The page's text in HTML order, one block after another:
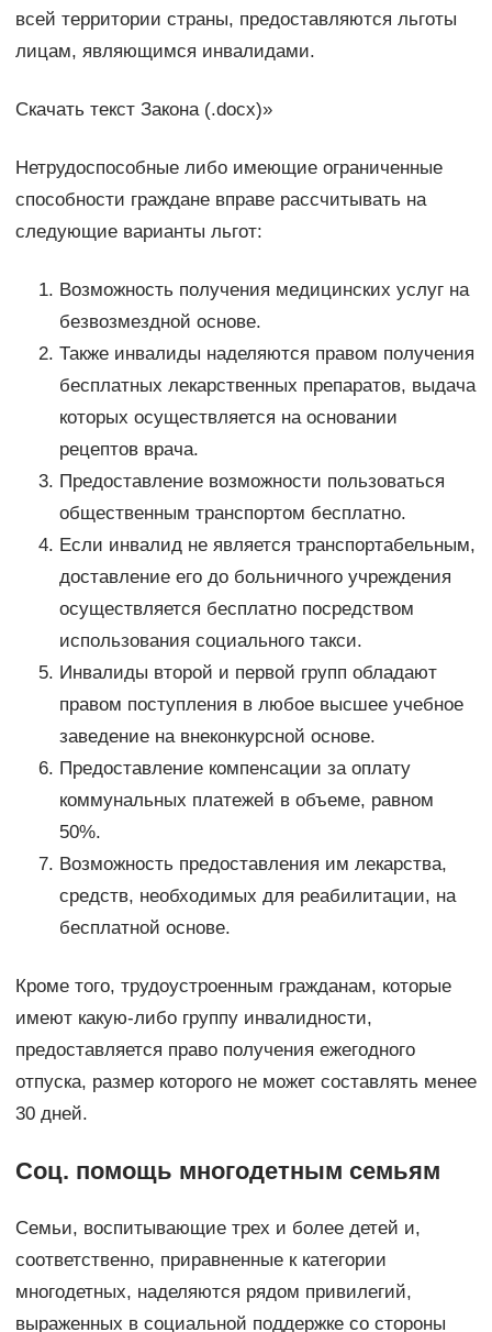
всей территории страны, предоставляются льготы
лицам, являющимся инвалидами.
Скачать текст Закона (.docx)»
Нетрудоспособные либо имеющие ограниченные
способности граждане вправе рассчитывать на
следующие варианты льгот:
Возможность получения медицинских услуг на
безвозмездной основе.
Также инвалиды наделяются правом получения
бесплатных лекарственных препаратов, выдача
которых осуществляется на основании
рецептов врача.
Предоставление возможности пользоваться
общественным транспортом бесплатно.
Если инвалид не является транспортабельным,
доставление его до больничного учреждения
осуществляется бесплатно посредством
использования социального такси.
Инвалиды второй и первой групп обладают
правом поступления в любое высшее учебное
заведение на внеконкурсной основе.
Предоставление компенсации за оплату
коммунальных платежей в объеме, равном
50%.
Возможность предоставления им лекарства,
средств, необходимых для реабилитации, на
бесплатной основе.
Кроме того, трудоустроенным гражданам, которые
имеют какую-либо группу инвалидности,
предоставляется право получения ежегодного
отпуска, размер которого не может составлять менее
30 дней.
Соц. помощь многодетным семьям
Семьи, воспитывающие трех и более детей и,
соответственно, приравненные к категории
многодетных, наделяются рядом привилегий,
выраженных в социальной поддержке со стороны